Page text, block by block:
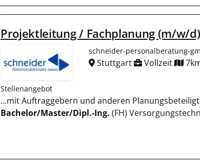
Projektleitung / Fachplanung (m/w/
schneider-personalberatung-
Stuttgart Vollzeit
Stellenangebot
...mit Auftraggebern und anderen
Bachelor/Master/Dipl.-Ing. (FH)